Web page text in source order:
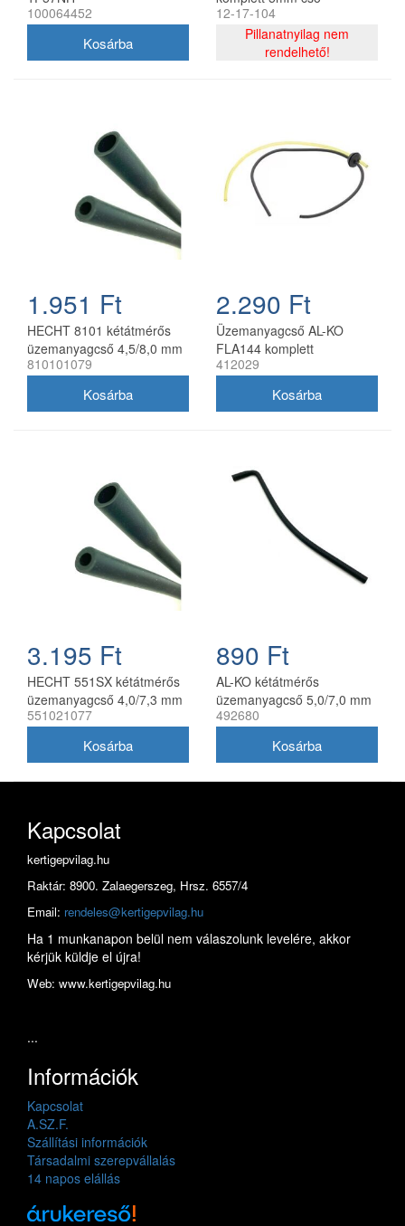
100064452
utángyártott
12-17-104
Pillanatnyilag nem
rendelhető!
1.951 Ft
HECHT 8101 kétátmérős
üzemanyagcső 4,5/8,0 mm
33 cm (2023)
810101079
2.290 Ft
Üzemanyagcső AL-KO
FLA144 komplett
412029
3.195 Ft
HECHT 551SX kétátmérős
üzemanyagcső 4,0/7,3 mm
25 cm (2021-24)
551021077
890 Ft
AL-KO kétátmérős
üzemanyagcső 5,0/7,0 mm
28cm
492680
Kapcsolat
kertigepvilag.hu
Raktár: 8900. Zalaegerszeg, Hrsz. 6557/4
Email: rendeles@kertigepvilag.hu
Ha 1 munkanapon belül nem válaszolunk levelére, akkor
kérjük küldje el újra!
Web: www.kertigepvilag.hu
...
Információk
Kapcsolat
A.SZ.F.
Szállítási információk
Társadalmi szerepvállalás
14 napos elállás